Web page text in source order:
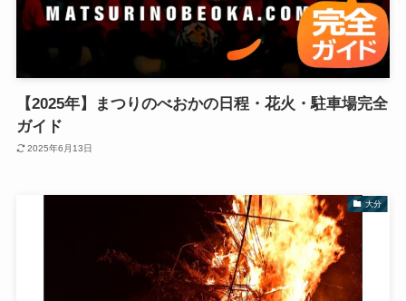
【2025年】まつりのべおかの日程・花火・駐車場完全
ガイド
2025年6月13日
大分